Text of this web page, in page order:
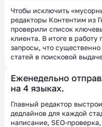
Чтобы исключить
редакторы Контентим из
проверили список
клиента. В итоге в
запросы, что
статей в поисковой
Еженедельно
на 4 языках.
Главный редактор
дедлайнов для каждой
написание, SEO-